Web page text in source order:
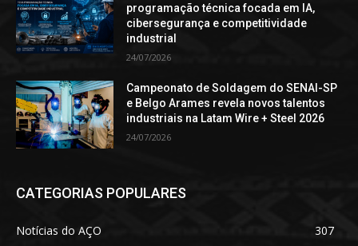
programação técnica focada em IA,
cibersegurança e competitividade
industrial
24/07/2026
Campeonato de Soldagem do SENAI-SP
e Belgo Arames revela novos talentos
industriais na Latam Wire + Steel 2026
24/07/2026
CATEGORIAS POPULARES
Notícias do AÇO
307